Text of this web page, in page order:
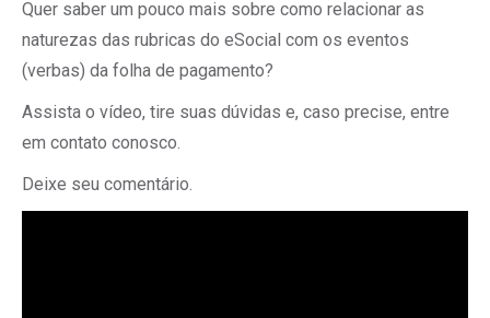
Quer saber um pouco mais sobre como relacionar as
naturezas das rubricas do eSocial com os eventos
(verbas) da folha de pagamento?
Assista o vídeo, tire suas dúvidas e, caso precise, entre
em contato conosco.
Deixe seu comentário.